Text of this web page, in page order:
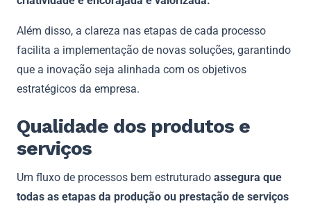
Além disso, a clareza nas etapas de cada processo
facilita a implementação de novas soluções, garantindo
que a inovação seja alinhada com os objetivos
estratégicos da empresa.
Qualidade dos produtos e
serviços
Um fluxo de processos bem estruturado assegura que
todas as etapas da produção ou prestação de serviços